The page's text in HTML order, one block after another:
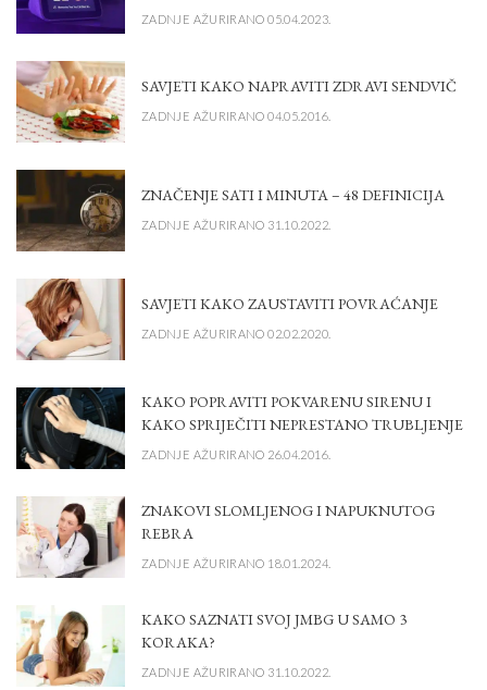
ZADNJE AŽURIRANO 05.04.2023.
SAVJETI KAKO NAPRAVITI ZDRAVI SENDVIČ
ZADNJE AŽURIRANO 04.05.2016.
ZNAČENJE SATI I MINUTA – 48 DEFINICIJA
ZADNJE AŽURIRANO 31.10.2022.
SAVJETI KAKO ZAUSTAVITI POVRAĆANJE
ZADNJE AŽURIRANO 02.02.2020.
KAKO POPRAVITI POKVARENU SIRENU I
KAKO SPRIJEČITI NEPRESTANO TRUBLJENJE
ZADNJE AŽURIRANO 26.04.2016.
ZNAKOVI SLOMLJENOG I NAPUKNUTOG
REBRA
ZADNJE AŽURIRANO 18.01.2024.
KAKO SAZNATI SVOJ JMBG U SAMO 3
KORAKA?
ZADNJE AŽURIRANO 31.10.2022.